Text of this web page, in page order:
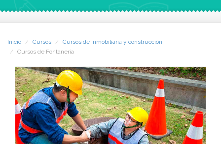
Inicio Cursos
Cursos de Inmobiliaria y construcción
Cursos de Fontanería